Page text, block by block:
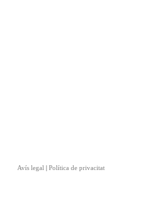
Avís legal | Política de privacitat